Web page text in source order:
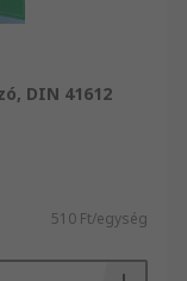
DIN 41612
510 Ft/egység